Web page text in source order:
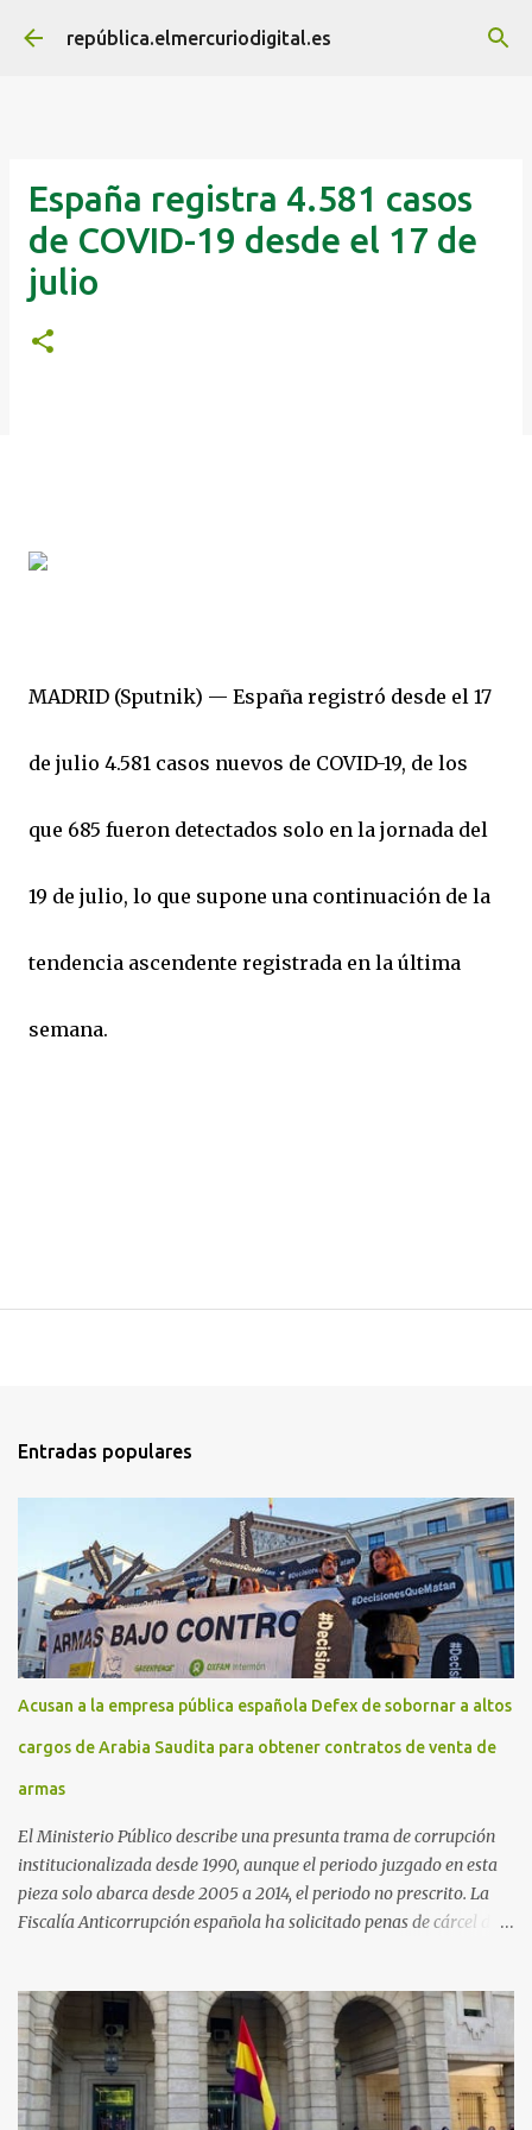
Ir al contenido principal
república.elmercuriodigital.es
España registra 4.581 casos
de COVID-19 desde el 17 de
julio
MADRID (Sputnik) — España registró desde el 17
de julio 4.581 casos nuevos de COVID-19, de los
que 685 fueron detectados solo en la jornada del
19 de julio, lo que supone una continuación de la
tendencia ascendente registrada en la última
semana.
Entradas populares
Acusan a la empresa pública española Defex de sobornar a altos
cargos de Arabia Saudita para obtener contratos de venta de
armas
El Ministerio Público describe una presunta trama de corrupción
institucionalizada desde 1990, aunque el periodo juzgado en esta
pieza solo abarca desde 2005 a 2014, el periodo no prescrito. La
Fiscalía Anticorrupción española ha solicitado penas de cárcel de
Arabia Saudita a través de la empresa pública española Defex,
disuelta. El fiscal Conrado Saiz describe en su escrito de
conclusiones cómo la empresa pública Defex pagó comisiones
ilegales a diversas autoridades del régimen árabe entre 2005 y
2014, para obtener a cambio la materialización de los contratos. El